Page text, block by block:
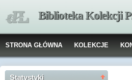
Biblioteka Kolekcji
STRONA GŁÓWNA KOLEKCJE
Statystyki